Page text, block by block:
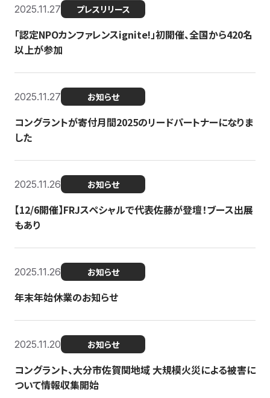
2025.11.27 プレスリリース
「認定NPOカンファレンスignite!」初開催、全国から420名
以上が参加
2025.11.27 お知らせ
コングラントが寄付月間2025のリードパートナーになりま
した
2025.11.26 お知らせ
【12/6開催】FRJスペシャルで代表佐藤が登壇！ブース出展
もあり
2025.11.26 お知らせ
年末年始休業のお知らせ
2025.11.20 お知らせ
コングラント、大分市佐賀関地域 大規模火災による被害に
ついて情報収集開始